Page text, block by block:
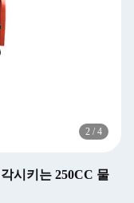
2 / 4
시키는 250CC 물